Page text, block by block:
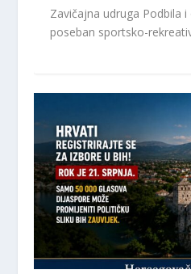
Zavičajna udruga Podbila
poseban sportsko-